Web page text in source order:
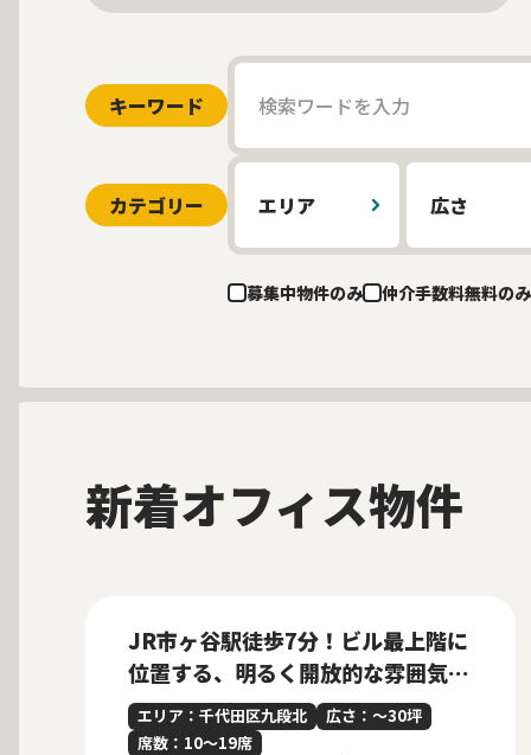
キーワード
カテゴリー エリア 広さ
募集中物件のみ 仲介手数料無料のみ
新着オフィス物件
JR市ヶ谷駅徒歩7分！ビル最上階に
位置する、明るく開放的な雰囲気の
内装付きセットアップオフィス
エリア：千代田区九段北
広さ：〜30坪
席数：10〜19席